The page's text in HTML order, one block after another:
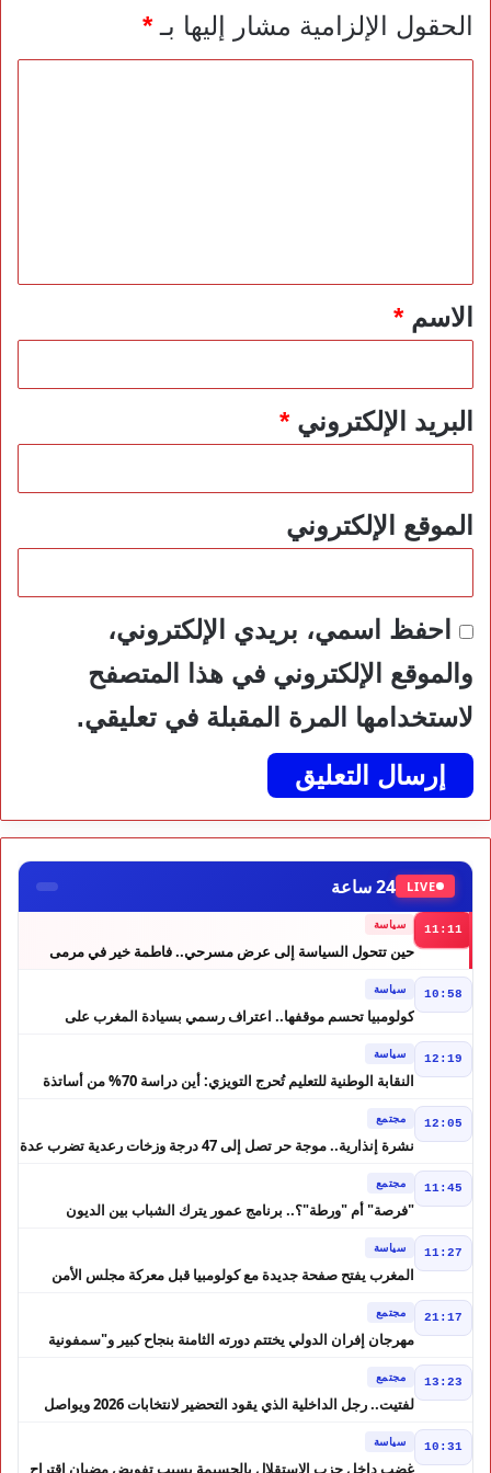
الحقول الإلزامية مشار إليها بـ*
*الاسم*
البريد الإلكتروني*
الموقع الإلكتروني
احفظ اسمي، بريدي الإلكتروني،
والموقع الإلكتروني في هذا المتصفح
لاستخدامها المرة المقبلة في تعليقي.
LIVE 24 ساعة
11:11 سياسة
حين تتحول السياسة إلى عرض مسرحي.. فاطمة خير في مرمى
10:58 سياسة
كولومبيا تحسم موقفها.. اعتراف رسمي بسيادة المغرب على
12:19 سياسة
النقابة الوطنية للتعليم تُحرج التويزي: أين دراسة 70% من أساتذة
12:05 مجتمع
نشرة إنذارية.. موجة حر تصل إلى 47 درجة وزخات رعدية تضرب عدة
11:45 مجتمع
"فرصة" أم "ورطة"؟.. برنامج عمور يترك الشباب بين الديون
11:27 سياسة
المغرب يفتح صفحة جديدة مع كولومبيا قبل معركة مجلس الأمن
21:17 مجتمع
مهرجان إفران الدولي يختتم دورته الثامنة بنجاح كبير و"سمفونية
13:23 مجتمع
لفتيت.. رجل الداخلية الذي يقود التحضير لانتخابات 2026 ويواصل
10:31 سياسة
غضب داخل حزب الاستقلال بالحسيمة بسبب تفويض مضيان اقتراح